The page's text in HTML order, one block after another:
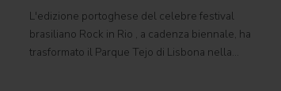
L'edizione portoghese del celebre festival
brasiliano Rock in Rio , a cadenza biennale, ha
trasformato il Parque Tejo di Lisbona nella